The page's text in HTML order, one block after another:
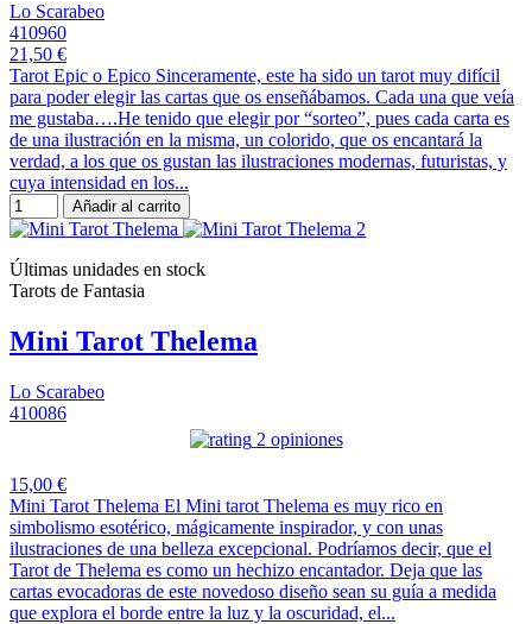
Lo Scarabeo
410960
21,50 €
Tarot Epic o Epico Sinceramente, este ha sido un tarot muy difícil
para poder elegir las cartas que os enseñábamos. Cada una que veía
me gustaba….He tenido que elegir por “sorteo”, pues cada carta es
de una ilustración en la misma, un colorido, que os encantará la
verdad, a los que os gustan las ilustraciones modernas, futuristas, y
cuya intensidad en los...
Añadir al carrito
Últimas unidades en stock
Tarots de Fantasia
Mini Tarot Thelema
Lo Scarabeo
410086
2 opiniones
15,00 €
Mini Tarot Thelema El Mini tarot Thelema es muy rico en
simbolismo esotérico, mágicamente inspirador, y con unas
ilustraciones de una belleza excepcional. Podríamos decir, que el
Tarot de Thelema es como un hechizo encantador. Deja que las
cartas evocadoras de este novedoso diseño sean su guía a medida
que explora el borde entre la luz y la oscuridad, el...